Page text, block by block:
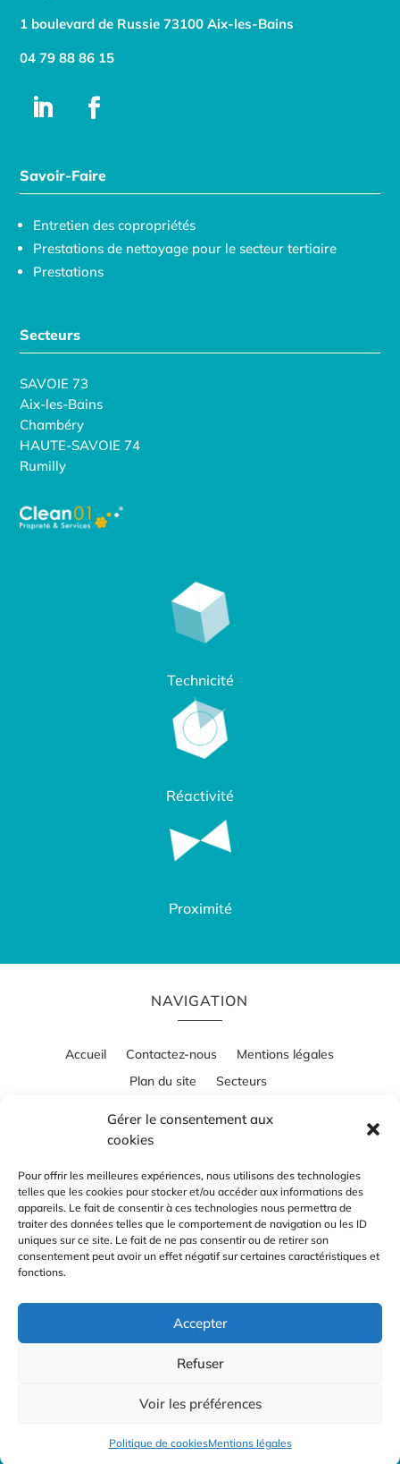
Gérer le consentement aux
cookies
Pour offrir les meilleures expériences, nous utilisons des technologies
telles que les cookies pour stocker et/ou accéder aux informations des
appareils. Le fait de consentir à ces technologies nous permettra de
traiter des données telles que le comportement de navigation ou les ID
uniques sur ce site. Le fait de ne pas consentir ou de retirer son
consentement peut avoir un effet négatif sur certaines caractéristiques et
fonctions.
Accepter
Refuser
Voir les préférences
Politique de cookiesMentions légales
1 boulevard de Russie 73100 Aix-les-Bains
04 79 88 86 15
Savoir-Faire
Entretien des copropriétés
Prestations de nettoyage pour le secteur tertiaire
Prestations
Secteurs
SAVOIE 73
Aix-les-Bains
Chambéry
HAUTE-SAVOIE 74
Rumilly
Technicité
Réactivité
Proximité
NAVIGATION
Accueil Contactez-nous
Mentions légales
Plan du site
Secteurs
Entreprise de nettoyage à Chambéry
Entreprise de nettoyage à Aix-les-Bains
© CLEAN 73 - 2026 - Tous droits réservés